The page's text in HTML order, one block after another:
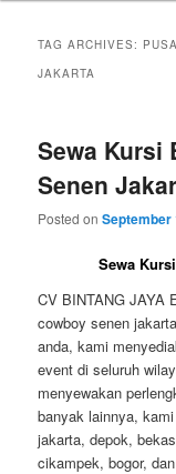
TAG ARCHIVES:
JAKARTA
Sewa Kursi
Senen
Posted onSeptember
Sewa
CV BINTANG JAYA
cowboy senen
anda, kami
event di seluruh
menyewakan
banyak lainnya,
jakarta, depok,
cikampek, bogor,